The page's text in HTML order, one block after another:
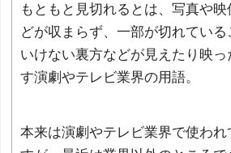
もともと見切れるとは、写真や
どが収まらず、一部が切れてい
いけない裏方などが見えたり映
す演劇やテレビ業界の用語。
本来は演劇やテレビ業界で使わ